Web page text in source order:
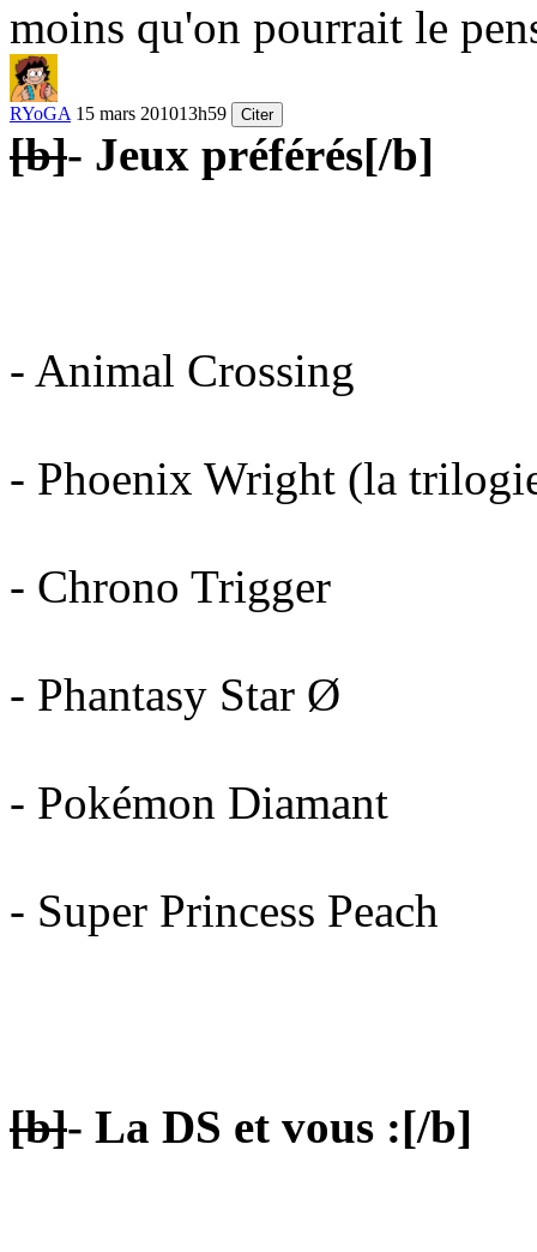
moins qu'on pourrait le
RYoGA 15 mars 201013h59 Citer
[b]- Jeux préférés[/b]
- Animal Crossing
- Phoenix Wright (la
- Chrono Trigger
- Phantasy Star Ø
- Pokémon Diamant
- Super Princess Peach
[b]- La DS et vous :[/b]